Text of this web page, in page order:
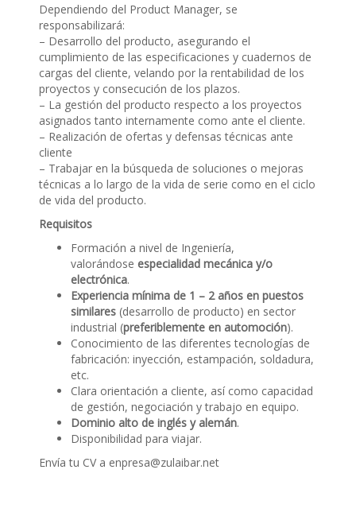
Dependiendo del Product Manager, se
responsabilizará:
– Desarrollo del producto, asegurando el
cumplimiento de las especificaciones y cuadernos de
cargas del cliente, velando por la rentabilidad de los
proyectos y consecución de los plazos.
– La gestión del producto respecto a los proyectos
asignados tanto internamente como ante el cliente.
– Realización de ofertas y defensas técnicas ante
cliente
– Trabajar en la búsqueda de soluciones o mejoras
técnicas a lo largo de la vida de serie como en el ciclo
de vida del producto.
Requisitos
Formación a nivel de Ingeniería,
valorándose especialidad mecánica y/o
electrónica.
Experiencia mínima de 1 – 2 años en puestos
similares(desarrollo de producto) en sector
industrial (preferiblemente en automoción).
Conocimiento de las diferentes tecnologías de
fabricación: inyección, estampación, soldadura,
etc.
Clara orientación a cliente, así como capacidad
de gestión, negociación y trabajo en equipo.
Dominio alto de inglés y alemán.
Disponibilidad para viajar.
Envía tu CV a enpresa@zulaibar.net